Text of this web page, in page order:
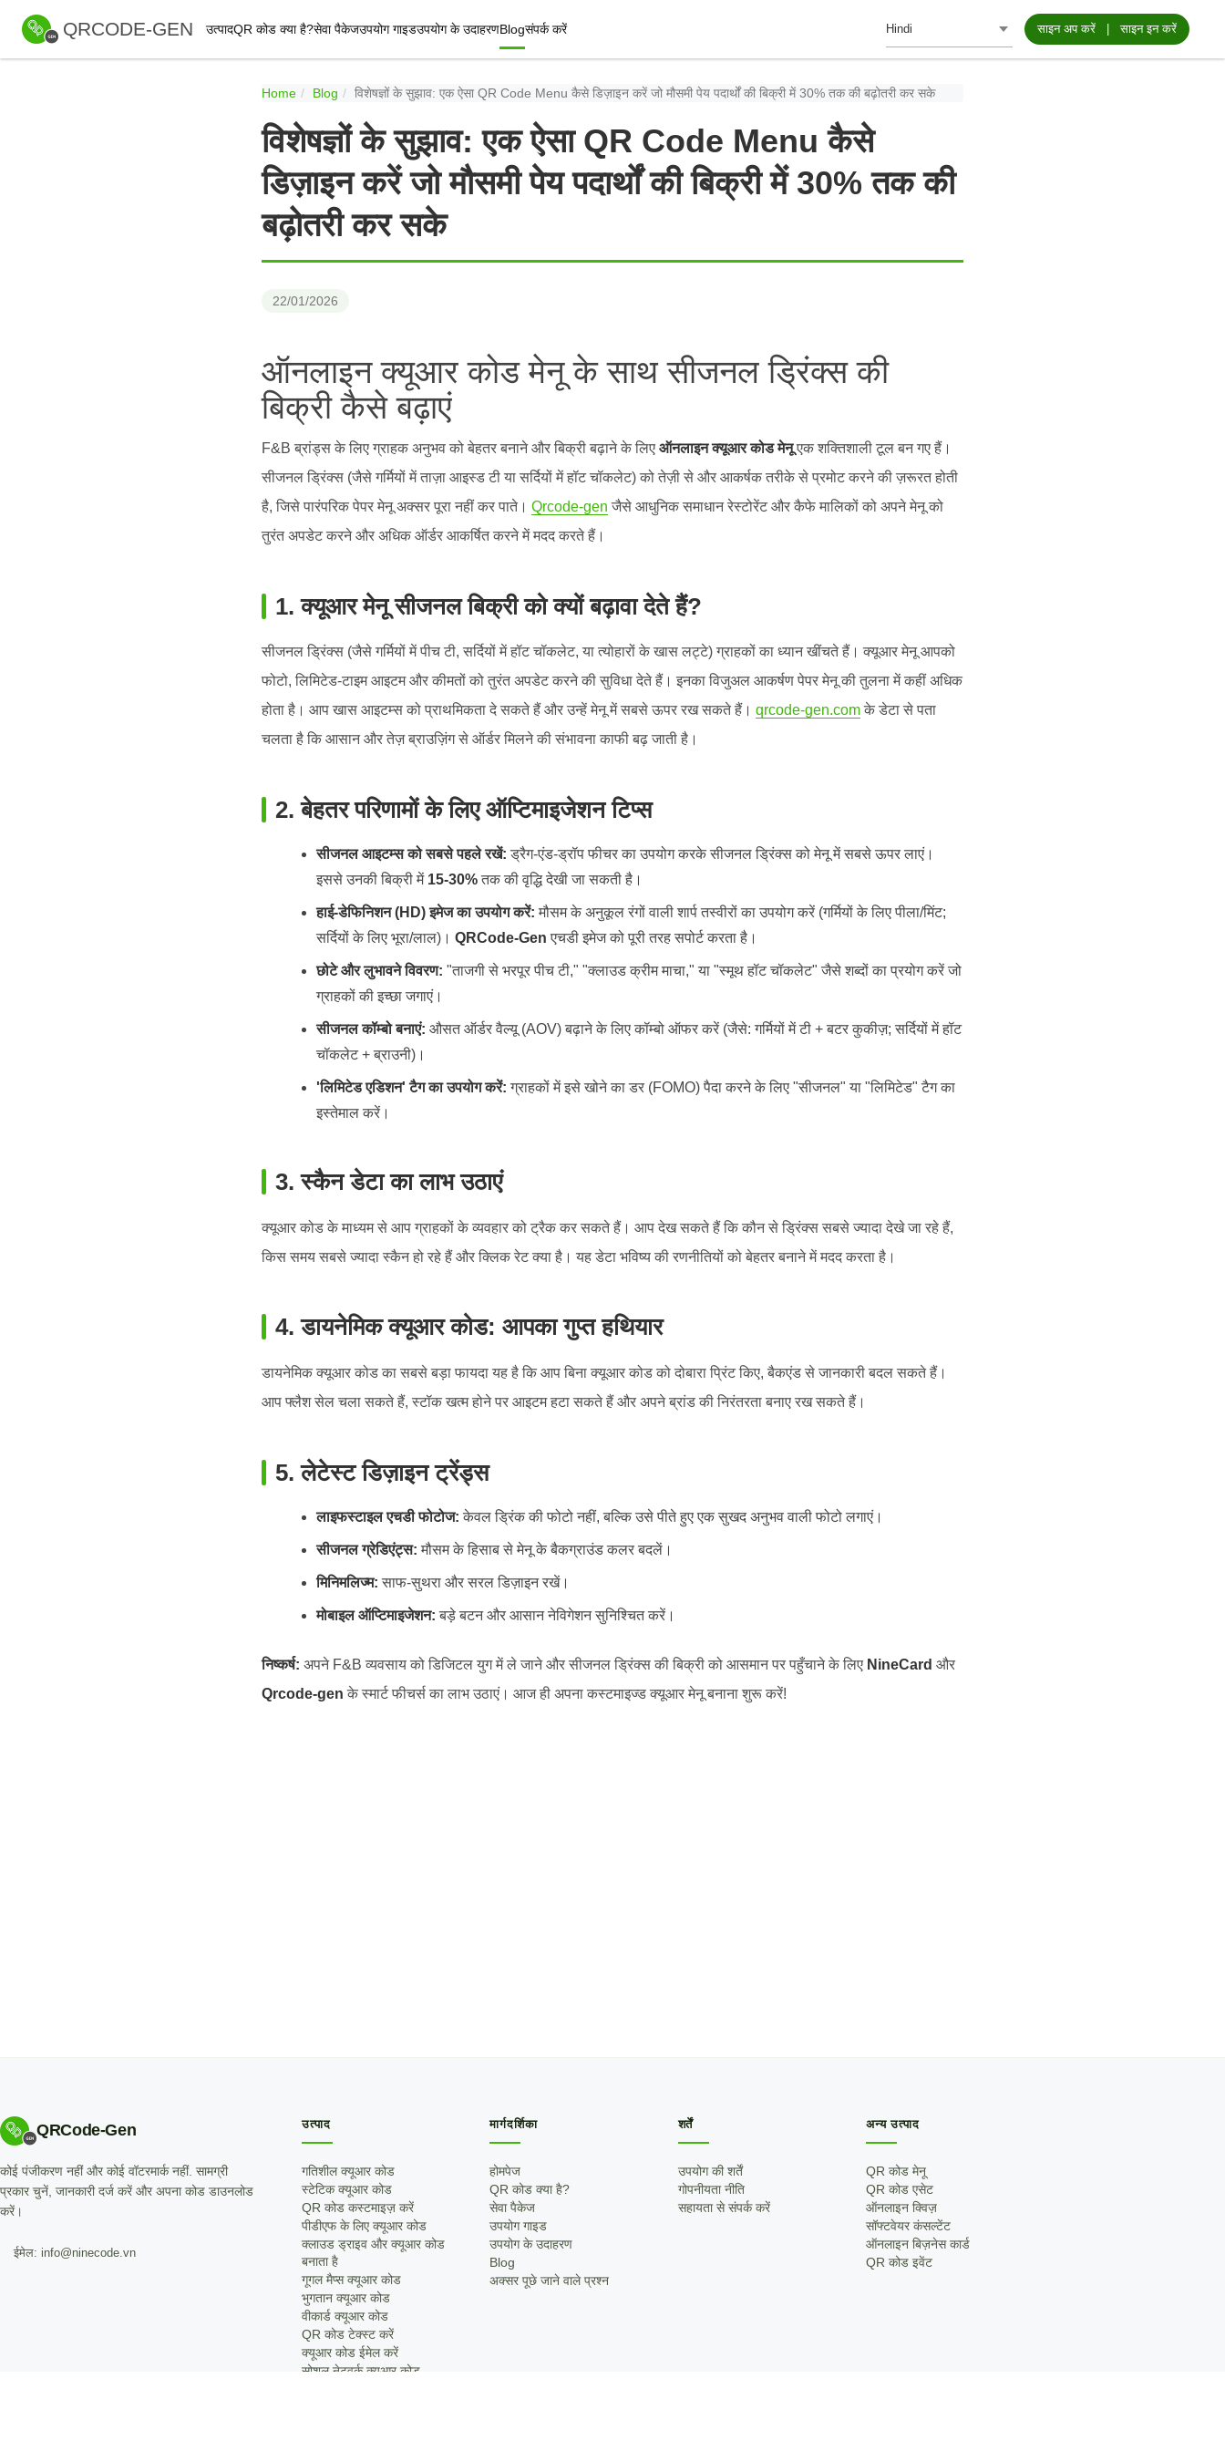
QRCODE-GEN उत्पादQR कोड क्या है?सेवा पैकेजउपयोग गाइडउपयोग के उदाहरणBlogसंपर्क करें साइन अप करें |साइन इन करें
Home Blog विशेषज्ञों के सुझाव: एक ऐसा QR Code Menu कैसे डिज़ाइन करें जो मौसमी पेय पदार्थों की बिक्री में 30% तक की बढ़ोतरी कर सके
विशेषज्ञों के सुझाव: एक ऐसा QR Code Menu कैसे
डिज़ाइन करें जो मौसमी पेय पदार्थों की बिक्री में 30% तक की
बढ़ोतरी कर सके
22/01/2026
ऑनलाइन क्यूआर कोड मेनू के साथ सीजनल ड्रिंक्स की
बिक्री कैसे बढ़ाएं
F&B ब्रांड्स के लिए ग्राहक अनुभव को बेहतर बनाने और बिक्री बढ़ाने के लिए ऑनलाइन क्यूआर कोड मेनूएक शक्तिशाली टूल बन गए हैं।
सीजनल ड्रिंक्स (जैसे गर्मियों में ताज़ा आइस्ड टी या सर्दियों में हॉट चॉकलेट) को तेज़ी से और आकर्षक तरीके से प्रमोट करने की ज़रूरत होती
है, जिसे पारंपरिक पेपर मेनू अक्सर पूरा नहीं कर पाते। Qrcode-gen जैसे आधुनिक समाधान रेस्टोरेंट और कैफे मालिकों को अपने मेनू को
तुरंत अपडेट करने और अधिक ऑर्डर आकर्षित करने में मदद करते हैं।
1. क्यूआर मेनू सीजनल बिक्री को क्यों बढ़ावा देते हैं?
सीजनल ड्रिंक्स (जैसे गर्मियों में पीच टी, सर्दियों में हॉट चॉकलेट, या त्योहारों के खास लट्टे) ग्राहकों का ध्यान खींचते हैं। क्यूआर मेनू आपको
फोटो, लिमिटेड-टाइम आइटम और कीमतों को तुरंत अपडेट करने की सुविधा देते हैं। इनका विजुअल आकर्षण पेपर मेनू की तुलना में कहीं अधिक
होता है। आप खास आइटम्स को प्राथमिकता दे सकते हैं और उन्हें मेनू में सबसे ऊपर रख सकते हैं। qrcode-gen.com के डेटा से पता
चलता है कि आसान और तेज़ ब्राउज़िंग से ऑर्डर मिलने की संभावना काफी बढ़ जाती है।
2. बेहतर परिणामों के लिए ऑप्टिमाइजेशन टिप्स
सीजनल आइटम्स को सबसे पहले रखें: ड्रैग-एंड-ड्रॉप फीचर का उपयोग करके सीजनल ड्रिंक्स को मेनू में सबसे ऊपर लाएं।
इससे उनकी बिक्री में 15-30%तक की वृद्धि देखी जा सकती है।
हाई-डेफिनिशन (HD) इमेज का उपयोग करें: मौसम के अनुकूल रंगों वाली शार्प तस्वीरों का उपयोग करें (गर्मियों के लिए पीला/मिंट;
सर्दियों के लिए भूरा/लाल)। QRCode-Gen एचडी इमेज को पूरी तरह सपोर्ट करता है।
छोटे और लुभावने विवरण: "ताजगी से भरपूर पीच टी," "क्लाउड क्रीम माचा," या "स्मूथ हॉट चॉकलेट" जैसे शब्दों का प्रयोग करें जो
ग्राहकों की इच्छा जगाएं।
सीजनल कॉम्बो बनाएं: औसत ऑर्डर वैल्यू (AOV) बढ़ाने के लिए कॉम्बो ऑफर करें (जैसे: गर्मियों में टी + बटर कुकीज़; सर्दियों में हॉट
चॉकलेट + ब्राउनी)।
'लिमिटेड एडिशन' टैग का उपयोग करें: ग्राहकों में इसे खोने का डर (FOMO) पैदा करने के लिए "सीजनल" या "लिमिटेड" टैग का
इस्तेमाल करें।
3. स्कैन डेटा का लाभ उठाएं
क्यूआर कोड के माध्यम से आप ग्राहकों के व्यवहार को ट्रैक कर सकते हैं। आप देख सकते हैं कि कौन से ड्रिंक्स सबसे ज्यादा देखे जा रहे हैं,
किस समय सबसे ज्यादा स्कैन हो रहे हैं और क्लिक रेट क्या है। यह डेटा भविष्य की रणनीतियों को बेहतर बनाने में मदद करता है।
4. डायनेमिक क्यूआर कोड: आपका गुप्त हथियार
डायनेमिक क्यूआर कोड का सबसे बड़ा फायदा यह है कि आप बिना क्यूआर कोड को दोबारा प्रिंट किए, बैकएंड से जानकारी बदल सकते हैं।
आप फ्लैश सेल चला सकते हैं, स्टॉक खत्म होने पर आइटम हटा सकते हैं और अपने ब्रांड की निरंतरता बनाए रख सकते हैं।
5. लेटेस्ट डिज़ाइन ट्रेंड्स
लाइफस्टाइल एचडी फोटोज: केवल ड्रिंक की फोटो नहीं, बल्कि उसे पीते हुए एक सुखद अनुभव वाली फोटो लगाएं।
सीजनल ग्रेडिएंट्स: मौसम के हिसाब से मेनू के बैकग्राउंड कलर बदलें।
मिनिमलिज्म: साफ-सुथरा और सरल डिज़ाइन रखें।
मोबाइल ऑप्टिमाइजेशन: बड़े बटन और आसान नेविगेशन सुनिश्चित करें।
निष्कर्ष: अपने F&B व्यवसाय को डिजिटल युग में ले जाने और सीजनल ड्रिंक्स की बिक्री को आसमान पर पहुँचाने के लिए NineCard और
Qrcode-gen के स्मार्ट फीचर्स का लाभ उठाएं। आज ही अपना कस्टमाइज्ड क्यूआर मेनू बनाना शुरू करें!
QRCode-Gen
कोई पंजीकरण नहीं और कोई वॉटरमार्क नहीं. सामग्री
प्रकार चुनें, जानकारी दर्ज करें और अपना कोड डाउनलोड
करें।
ईमेल: info@ninecode.vn
उत्पाद
गतिशील क्यूआर कोड
स्टेटिक क्यूआर कोड
QR कोड कस्टमाइज़ करें
पीडीएफ के लिए क्यूआर कोड
क्लाउड ड्राइव और क्यूआर कोड
बनाता है
गूगल मैप्स क्यूआर कोड
भुगतान क्यूआर कोड
वीकार्ड क्यूआर कोड
QR कोड टेक्स्ट करें
क्यूआर कोड ईमेल करें
सोशल नेटवर्क क्यूआर कोड
मार्गदर्शिका
होमपेज
QR कोड क्या है?
सेवा पैकेज
उपयोग गाइड
उपयोग के उदाहरण
Blog
अक्सर पूछे जाने वाले प्रश्न
शर्तें
उपयोग की शर्तें
गोपनीयता नीति
सहायता से संपर्क करें
अन्य उत्पाद
QR कोड मेनू
QR कोड एसेट
ऑनलाइन क्विज़
सॉफ्टवेयर कंसल्टेंट
ऑनलाइन बिज़नेस कार्ड
QR कोड इवेंट